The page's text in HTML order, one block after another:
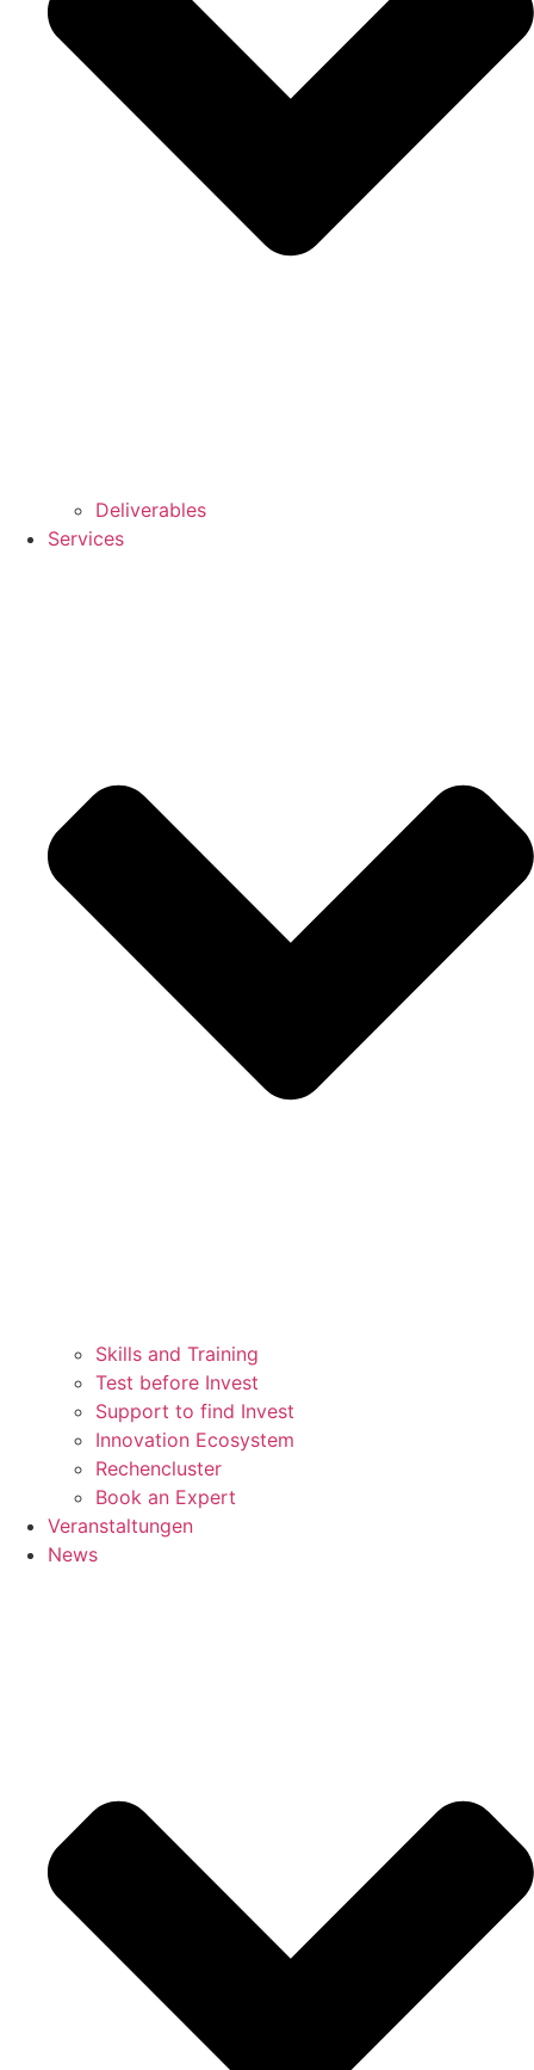
Deliverables
Services
Skills and Training
Test before Invest
Support to find Invest
Innovation Ecosystem
Rechencluster​
Book an Expert
Veranstaltungen
News